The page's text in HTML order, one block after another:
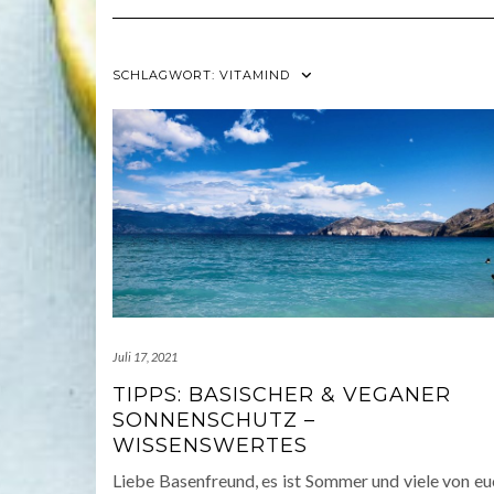
SCHLAGWORT: VITAMIND
Juli 17, 2021
TIPPS: BASISCHER & VEGANER
SONNENSCHUTZ –
WISSENSWERTES
Liebe Basenfreund, es ist Sommer und viele von